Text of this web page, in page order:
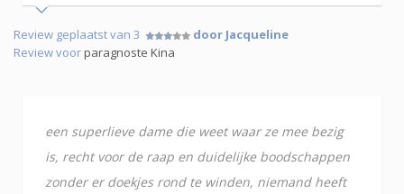
Review geplaatst van 3
door Jacqueline
Review voorparagnoste Kina
een superlieve dame die weet waar ze mee bezig
is, recht voor de raap en duidelijke boodschappen
zonder er doekjes rond te winden, niemand heeft